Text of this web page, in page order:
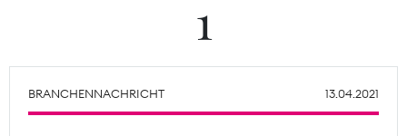
Mitgliederbereich
1
BRANCHENNACHRICHT 13.04.2021